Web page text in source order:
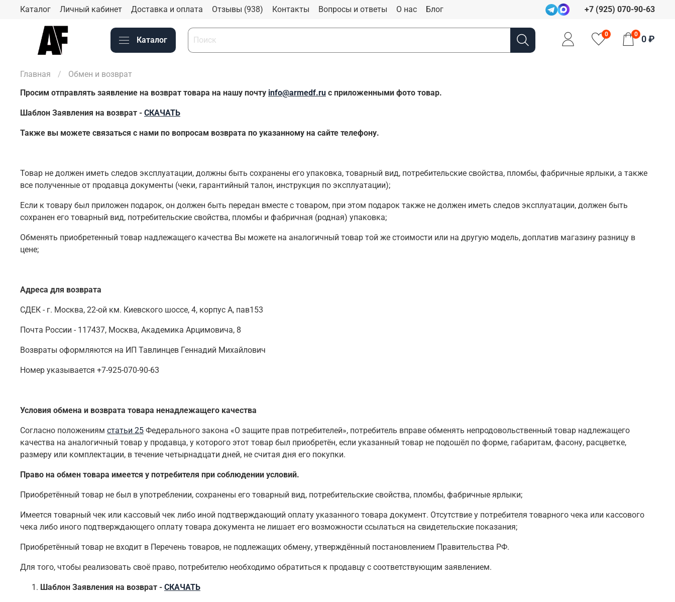
Каталог Личный кабинет Доставка и оплата Отзывы (938) Контакты Вопросы и ответы О нас Блог +7 (925) 070-90-63
Каталог
0 0 0 ₽
Главная
Обмен и возврат
Просим отправлять заявление на возврат товара на нашу почту info@armedf.ru с приложенными фото товар.
Шаблон Заявления на возврат - СКАЧАТЬ
Также вы можете связаться с нами по вопросам возврата по указанному на сайте телефону.
Товар не должен иметь следов эксплуатации, должны быть сохранены его упаковка, товарный вид, потребительские свойства, пломбы, фабричные ярлыки, а также
все полученные от продавца документы (чеки, гарантийный талон, инструкция по эксплуатации);
Если к товару был приложен подарок, он должен быть передан вместе с товаром, при этом подарок также не должен иметь следов эксплуатации, должен быть
сохранен его товарный вид, потребительские свойства, пломбы и фабричная (родная) упаковка;
Обменять приобретенный товар надлежащего качества Вы можете на аналогичный товар той же стоимости или на другую модель, доплатив магазину разницу в
цене;
Адреса для возврата
СДЕК - г. Москва, 22-ой км. Киевского шоссе, 4, корпус А, пав153
Почта России - 117437, Москва, Академика Арцимовича, 8
Возвраты оформляются на ИП Тавлинцев Геннадий Михайлович
Номер указывается +7-925-070-90-63
Условия обмена и возврата товара ненадлежащего качества
Согласно положениям статьи 25 Федерального закона «О защите прав потребителей», потребитель вправе обменять непродовольственный товар надлежащего
качества на аналогичный товар у продавца, у которого этот товар был приобретён, если указанный товар не подошёл по форме, габаритам, фасону, расцветке,
размеру или комплектации, в течение четырнадцати дней, не считая дня его покупки.
Право на обмен товара имеется у потребителя при соблюдении условий.
Приобретённый товар не был в употреблении, сохранены его товарный вид, потребительские свойства, пломбы, фабричные ярлыки;
Имеется товарный чек или кассовый чек либо иной подтверждающий оплату указанного товара документ. Отсутствие у потребителя товарного чека или кассового
чека либо иного подтверждающего оплату товара документа не лишает его возможности ссылаться на свидетельские показания;
Приобретённый товар не входит в Перечень товаров, не подлежащих обмену, утверждённый постановлением Правительства РФ.
Для того, чтобы реализовать своё право, потребителю необходимо обратиться к продавцу с соответствующим заявлением.
Шаблон Заявления на возврат - СКАЧАТЬ